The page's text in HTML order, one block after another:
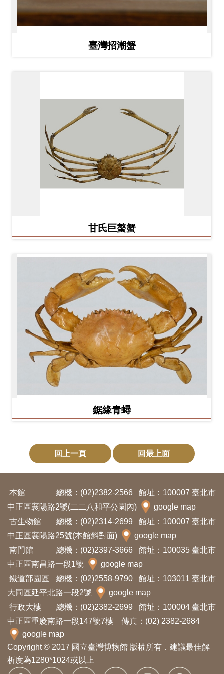
臺灣招潮蟹
甘氏巨螯蟹
鋸緣青蟳
回上一頁 回最上面
本館 總機：(02)2382-2566
館址：100007 臺北市
中正區襄陽路2號(二二八和平公園內)
google map
古生物館
總機：(02)2314-2699
館址：100007 臺北市
中正區襄陽路25號(本館斜對面)
google map
南門館
總機：(02)2397-3666
館址：100035 臺北市
中正區南昌路一段1號
google map
鐵道部園區
總機：(02)2558-9790
館址：103011 臺北市
大同區延平北路一段2號
google map
行政大樓
總機：(02)2382-2699
館址：100004 臺北市
中正區重慶南路一段147號7樓 傳真：(02) 2382-2684
google map
Copyright © 2017 國立臺灣博物館 版權所有．建議最佳解
析度為1280*1024或以上